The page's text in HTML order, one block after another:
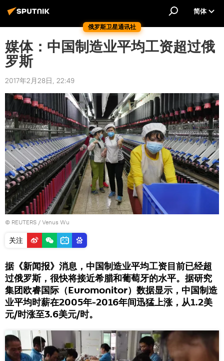
俄罗斯卫星通讯社
简体
媒体：中国制造业平均工资超过俄
罗斯
2017年2月28日, 22:49
© REUTERS / Venus Wu
关注
据《新闻报》消息，中国制造业平均工资目前已经超
过俄罗斯，很快将接近希腊和葡萄牙的水平。据研究
集团欧睿国际（Euromonitor）数据显示，中国制造
业平均时薪在2005年-2016年间迅猛上涨，从1.2美
元/时涨至3.6美元/时。